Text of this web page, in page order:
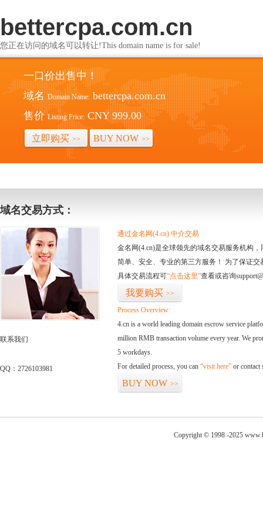
bettercpa.com.cn
您正在访问的域名可以转让!This domain name is for sale!
一口价出售中！
域名 Domain Name: bettercpa.com.cn
售价 Listing Price: CNY 999.00
立即购买 >> BUY NOW >>
域名交易方式：
联系我们
QQ：2726103981
通过金名网(4.cn) 中介交易
金名网(4.cn)是全球领先的域名交易服务机构
简单、安全、专业的第三方服务！ 为了保证
具体交易流程可“点击这里”查看或咨询
我要购买 >>
Process Overview:
4.cn is a world leading domain escrow service
million RMB transaction volume every year. We
5 workdays.
For detailed process, you can “visit here” or contact
BUY NOW >>
Copyright © 1998 -2025